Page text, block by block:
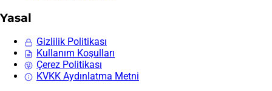
Yasal
Gizlilik Politikası
Kullanım Koşulları
Çerez Politikası
KVKK Aydınlatma Metni